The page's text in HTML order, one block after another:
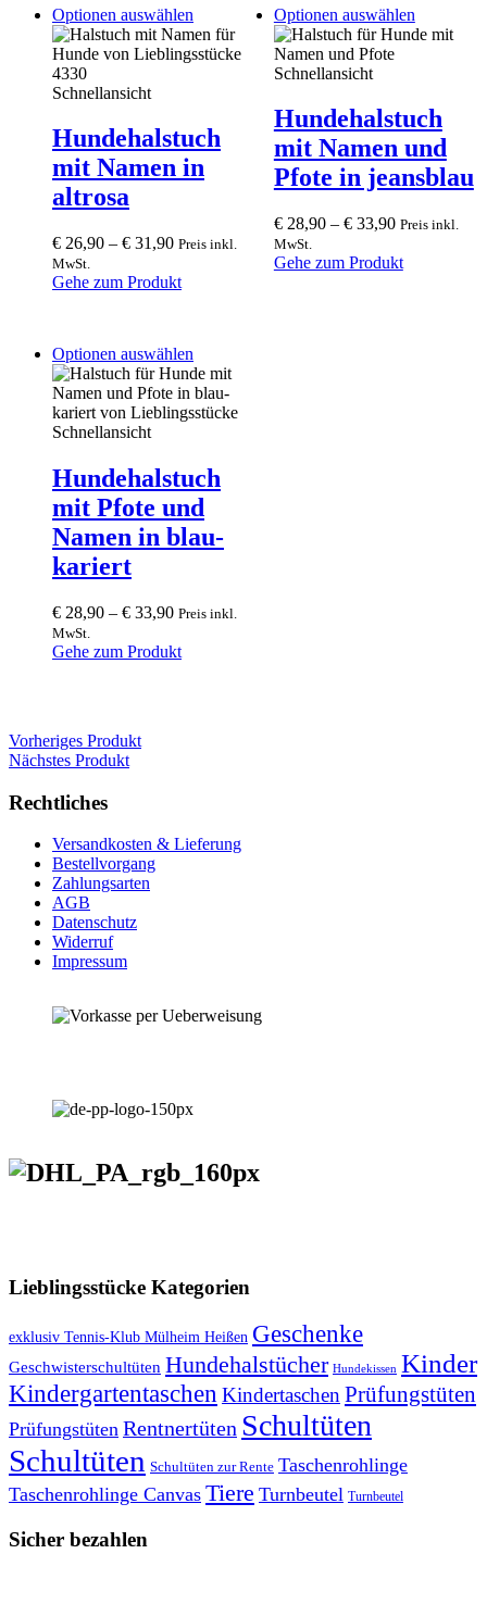
Optionen auswählen
product
has
options
may
be
product
Schnellansicht
Hundehalstuch
mit Namen in
altrosa
€ 26,90 – € 31,90 Preis inkl.
MwSt.
Gehe zum Produkt
Optionen auswählenThis
product
The
options
may
be
chosen
the
Schnellansicht
Hundehalstuch
mit Namen und
Pfote in jeansblau
€28,90– €33,90 Preis inkl.
MwSt.
Gehe zum Produkt
Optionen auswählen
product
has
multiple
options
may
be
on
page
Schnellansicht
Hundehalstuch
mit Pfote und
Namen in blau-
kariert
€ 28,90 – € 33,90 Preis inkl.
MwSt.
Gehe zum Produkt
Vorheriges Produkt
Nächstes Produkt
Rechtliches
Versandkosten & Lieferung
Bestellvorgang
Zahlungsarten
AGB
Datenschutz
Widerruf
Impressum
Lieblingsstücke Kategorien
exklusiv Tennis-Klub Mülheim Heißen Geschenke
Geschwisterschultüten Hundehalstücher Hundekissen Kinder
Kindergartentaschen KindertaschenPrüfungstüten
Prüfungstüten Rentnertüten Schultüten
Schultüten Schultüten zur Rente Taschenrohlinge
Taschenrohlinge Canvas Tiere Turnbeutel Turnbeutel
Sicher bezahlen